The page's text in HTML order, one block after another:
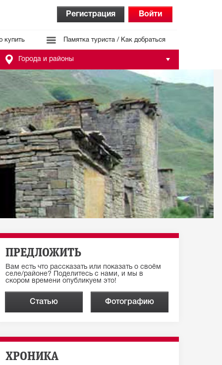
Регистрация Войти
купить Памятка туриста / Как добраться
Города и районы
ПРЕДЛОЖИТЬ
Вам есть что рассказать или показать о своём
селе/районе? Поделитесь с нами, и мы в
скором времени опубликуем это!
Статью Фотографию
ХРОНИКА